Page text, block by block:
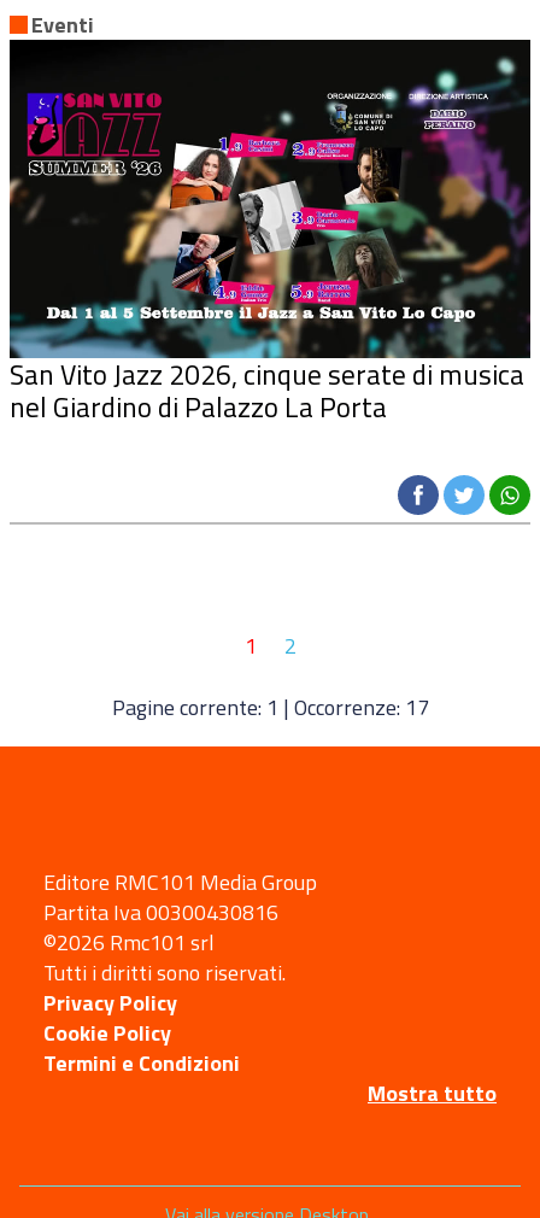
Eventi
San Vito Jazz 2026, cinque serate di musica
nel Giardino di Palazzo La Porta
1
2
Pagine corrente: 1 | Occorrenze: 17
Editore RMC101 Media Group
Partita Iva 00300430816
©2026 Rmc101 srl
Tutti i diritti sono riservati.
Privacy Policy
Cookie Policy
Termini e Condizioni
Mostra tutto